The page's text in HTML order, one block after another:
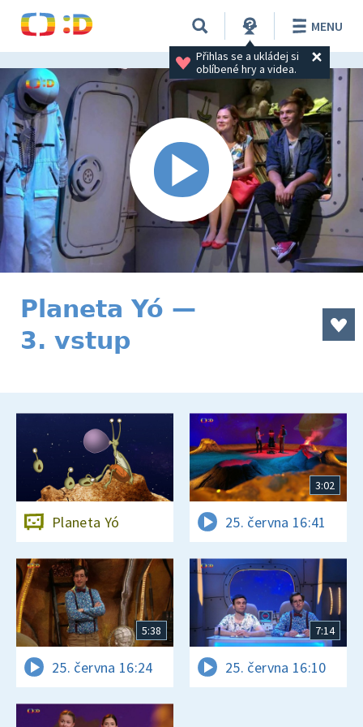
Přihlas se a ukládej si
oblíbené hry a videa.
MENU
Planeta Yó —
3. vstup
Planeta Yó
3:02
25. června 16:41
5:38
25. června 16:24
7:14
25. června 16:10